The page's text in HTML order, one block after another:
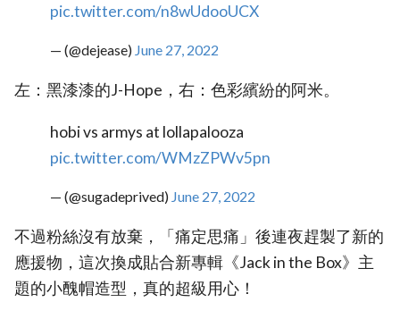
pic.twitter.com/n8wUdooUCX
— (@dejease) June 27, 2022
左：黑漆漆的J-Hope，右：色彩繽紛的阿米。
hobi vs armys at lollapalooza
pic.twitter.com/WMzZPWv5pn
— (@sugadeprived) June 27, 2022
不過粉絲沒有放棄，「痛定思痛」後連夜趕製了新的
應援物，這次換成貼合新專輯《Jack in the Box》主
題的小醜帽造型，真的超級用心！